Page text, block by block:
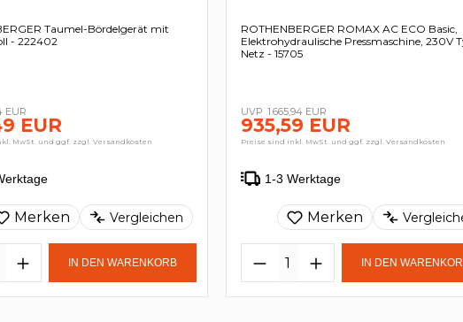
Taumel-Bördelgerät mit
- 222402
EUR
EUR
MwSt. und ggf. zzgl. Versandkosten
Merken Vergleichen
IN DEN WARENKORB
ROTHENBERGER ROMAX AC ECO Basic,
Elektrohydraulische Pressmaschine, 230V
Netz - 15705
1.665,94 EUR
935,59 EUR
Preise sind inkl. MwSt. und ggf. zzgl. Versandkosten
1-3 Werktage
Merken
IN DEN